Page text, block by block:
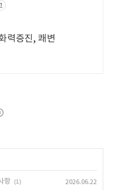
력증진, 쾌변
항 (1)
2026.06.22